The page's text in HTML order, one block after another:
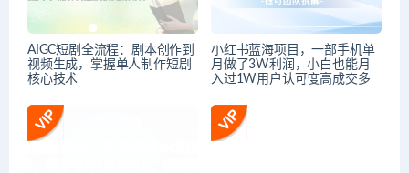
AIGC短剧全流程：剧本创作到
视频生成，掌握单人制作短剧
核心技术
小红书蓝海项目，一部手机单
月做了3W利润，小白也能月
入过1W用户认可度高成交多